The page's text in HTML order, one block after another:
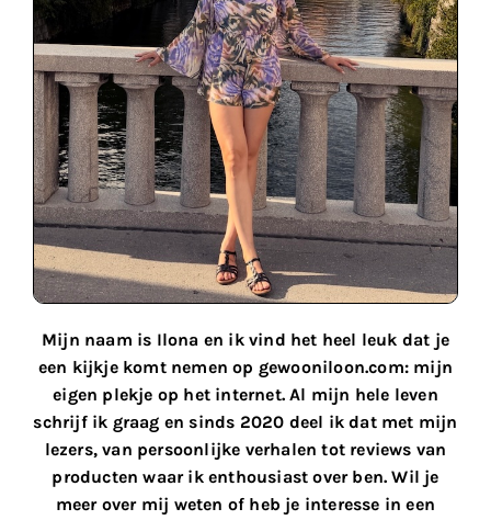
Mijn naam is Ilona en ik vind het heel leuk dat je
een kijkje komt nemen op gewooniloon.com: mijn
eigen plekje op het internet. Al mijn hele leven
schrijf ik graag en sinds 2020 deel ik dat met mijn
lezers, van persoonlijke verhalen tot reviews van
producten waar ik enthousiast over ben. Wil je
meer over mij weten of heb je interesse in een